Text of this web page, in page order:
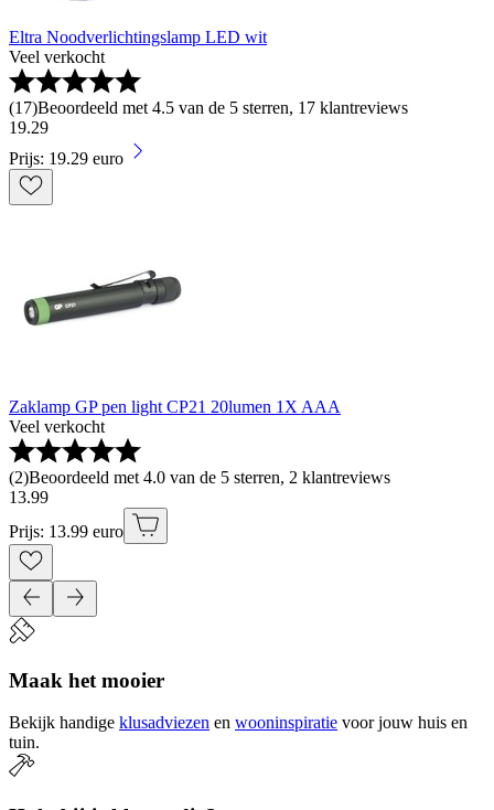
Eltra Noodverlichtingslamp LED wit
Veel verkocht
(17)Beoordeeld met 4.5 van de 5 sterren, 17 klantreviews
19.29
Prijs: 19.29 euro
Zaklamp GP pen light CP21 20lumen 1X AAA
Veel verkocht
(2)Beoordeeld met 4.0 van de 5 sterren, 2 klantreviews
13.99
Prijs: 13.99 euro
Maak het mooier
Bekijk handige klusadviezen en wooninspiratie voor jouw huis en
tuin.